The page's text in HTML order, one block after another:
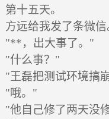
第十五天。
方远给我发了条微信
"**，出大事了。"
"什么事？"
"王磊把测试环境搞
"哦。"
"他自己修了两天没